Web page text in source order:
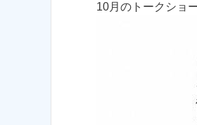
10月のトークショ